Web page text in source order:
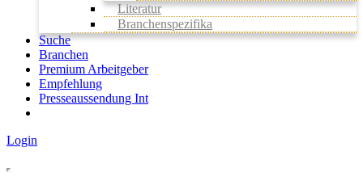
Literatur
Branchenspezifika
Suche
Branchen
Premium Arbeitgeber
Empfehlung
Presseaussendung Int
Login